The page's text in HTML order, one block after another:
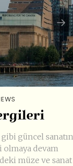
güncel sanatın
devam
müze ve sanat